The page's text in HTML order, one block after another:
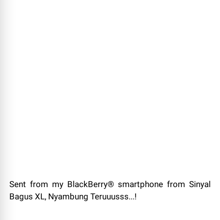
Sent from my BlackBerry® smartphone from Sinyal
Bagus XL, Nyambung Teruuusss...!